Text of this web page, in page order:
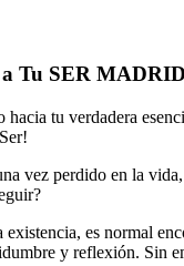
Tu SER MADRID
hacia tu verdadera
vez perdido en la
es normal
y reflexión. Sin